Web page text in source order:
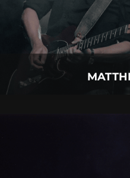
Mehr